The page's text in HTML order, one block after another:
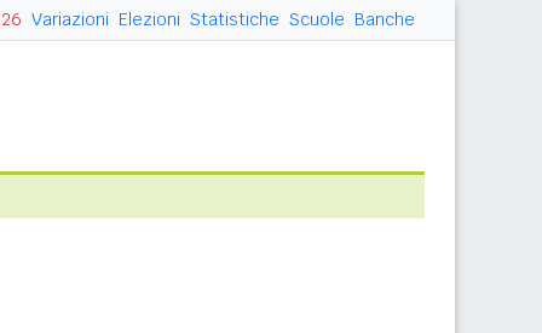
Variazioni Elezioni Statistiche Scuole Banche